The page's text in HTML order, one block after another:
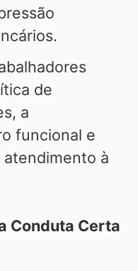
de
a
funcional e
à
Conduta Certa